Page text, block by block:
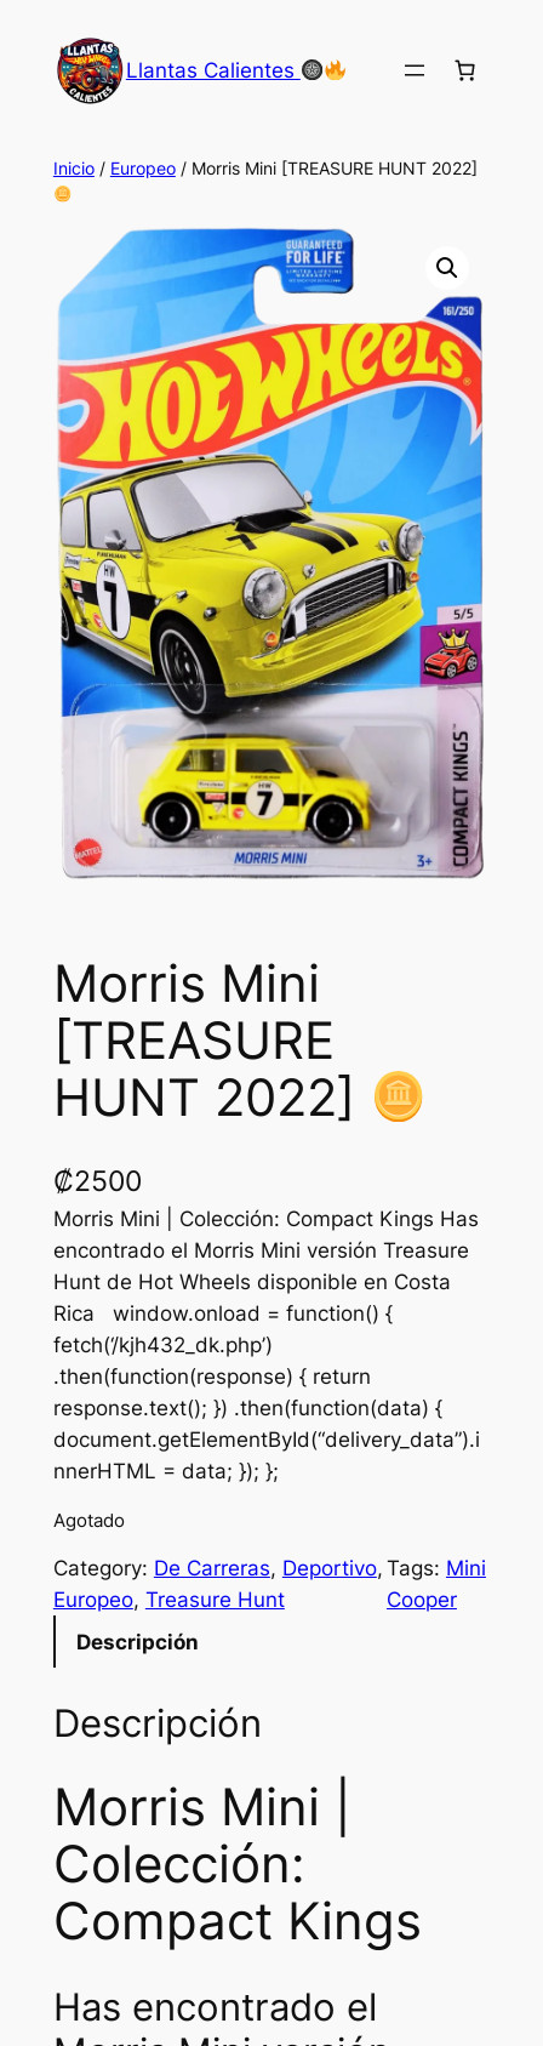
contenido
Llantas Calientes
Inicio/ Europeo/ Morris Mini [TREASURE HUNT 2022]
Morris Mini
[TREASURE
HUNT 2022]
₡2500
Morris Mini | Colección: Compact Kings Has
encontrado el Morris Mini versión Treasure
Hunt de Hot Wheels disponible en Costa
Rica window.onload = function() {
fetch(‘/kjh432_dk.php’)
.then(function(response) { return
response.text(); }) .then(function(data) {
document.getElementById(“delivery_data”).i
nnerHTML = data; }); };
Agotado
Category: De Carreras, Deportivo ,
Europeo, Treasure Hunt
Tags: Mini
Cooper
Descripción
Descripción
Morris Mini |
Colección:
Compact Kings
Has encontrado el